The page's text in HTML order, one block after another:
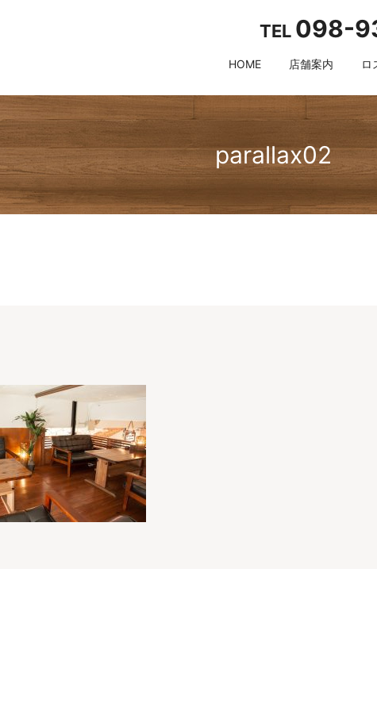
TEL 098-
HOME 店舗案内 ロ
parallax02